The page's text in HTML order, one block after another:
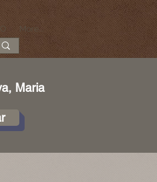
More...
Maria